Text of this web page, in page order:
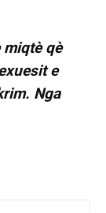
qè
e
Nga